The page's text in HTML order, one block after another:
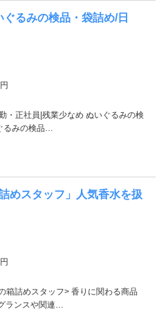
ぐるみの検品・袋詰め/日
・正社員|残業少なめ ぬいぐるみの検
るみの検品…
めスタッフ」人気香水を扱
箱詰めスタッフ> 香りに関わる商品
ランスや関連…